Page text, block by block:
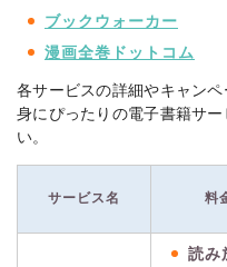
ブックウォーカー
漫画全巻ドットコム
各サービスの詳細やキャン
身にぴったりの電子書籍サ
い。
サービス名 料
読み